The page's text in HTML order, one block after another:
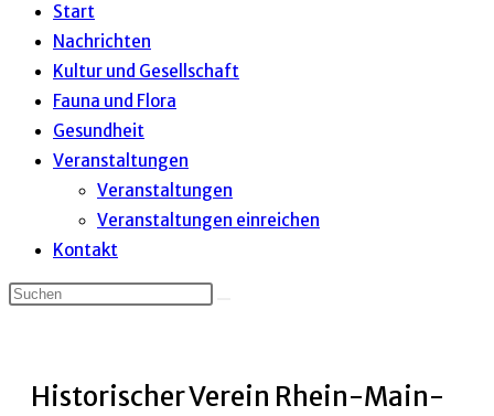
umschalten
Start
Nachrichten
Kultur und Gesellschaft
Fauna und Flora
Gesundheit
Veranstaltungen
Veranstaltungen
Veranstaltungen einreichen
Kontakt
Historischer Verein Rhein-Main-